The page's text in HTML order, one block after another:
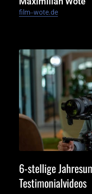
film‒wote.de
6-stellige
Testimonialvideos